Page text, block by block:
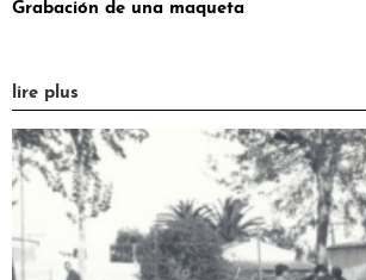
Grabación de una maqueta
lire plus